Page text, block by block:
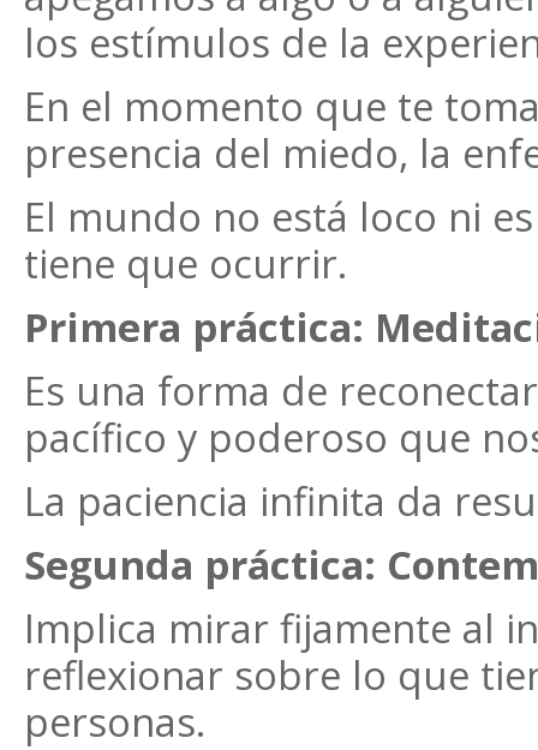
los estímulos de la
En el momento que te
presencia del miedo, la
El mundo no está loco ni
tiene que ocurrir.
Primera práctica:
Es una forma de
pacífico y poderoso que
La paciencia infinita da
Segunda práctica:
Implica mirar fijamente al
reflexionar sobre lo que
personas.